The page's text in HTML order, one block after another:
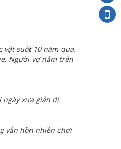
vật suốt 10 năm qua.
Người vợ nằm trên
xưa giản dị.
vẫn hồn nhiên chơi